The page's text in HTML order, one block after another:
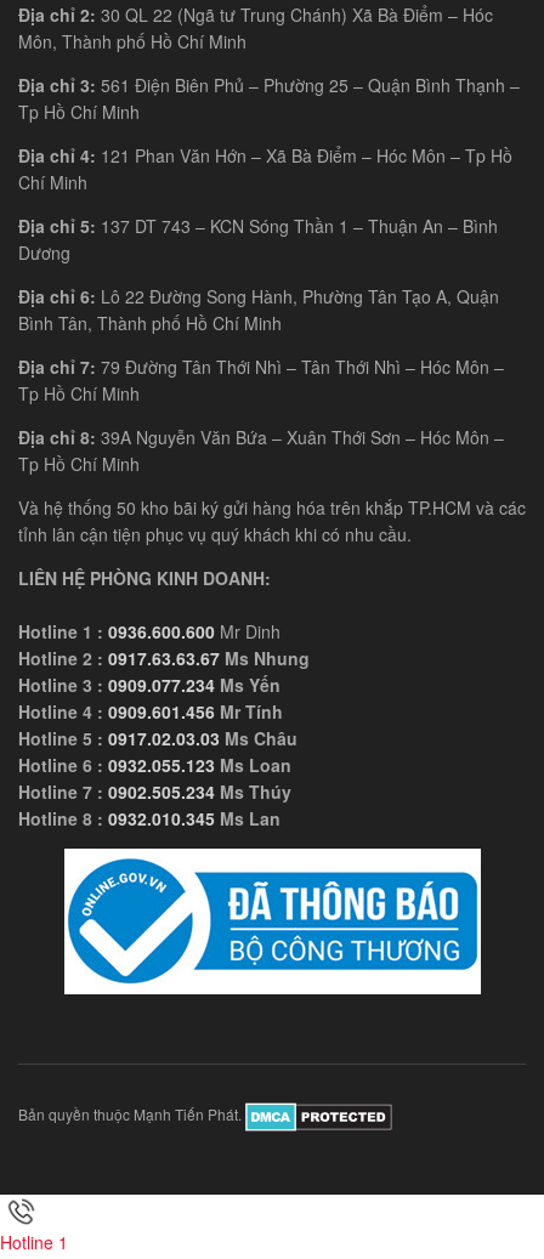
Địa chỉ 2: 30 QL 22 (Ngã tư Trung Chánh) Xã Bà Điểm – Hóc
Môn, Thành phố Hồ Chí Minh
Địa chỉ 3: 561 Điện Biên Phủ – Phường 25 – Quận Bình Thạnh –
Tp Hồ Chí Minh
Địa chỉ 4: 121 Phan Văn Hớn – Xã Bà Điểm – Hóc Môn – Tp Hồ
Chí Minh
Địa chỉ 5: 137 DT 743 – KCN Sóng Thần 1 – Thuận An – Bình
Dương
Địa chỉ 6: Lô 22 Đường Song Hành, Phường Tân Tạo A, Quận
Bình Tân, Thành phố Hồ Chí Minh
Địa chỉ 7: 79 Đường Tân Thới Nhì – Tân Thới Nhì – Hóc Môn –
Tp Hồ Chí Minh
Địa chỉ 8: 39A Nguyễn Văn Bứa – Xuân Thới Sơn – Hóc Môn –
Tp Hồ Chí Minh
Và hệ thống 50 kho bãi ký gửi hàng hóa trên khắp TP.HCM và các
tỉnh lân cận tiện phục vụ quý khách khi có nhu cầu.
LIÊN HỆ PHÒNG KINH DOANH:
Hotline 1 : 0936.600.600 Mr Dinh
Hotline 2 : 0917.63.63.67 Ms Nhung
Hotline 3 : 0909.077.234 Ms Yến
Hotline 4 : 0909.601.456 Mr Tính
Hotline 5 : 0917.02.03.03 Ms Châu
Hotline 6 : 0932.055.123 Ms Loan
Hotline 7 : 0902.505.234 Ms Thúy
Hotline 8 : 0932.010.345 Ms Lan
Bản quyền thuộc Mạnh Tiến Phát.
Hotline 1